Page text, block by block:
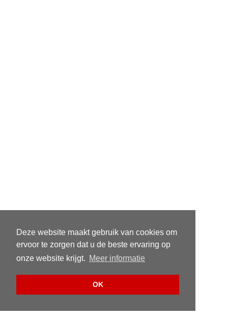
Deze website maakt gebruik van cookies om
ervoor te zorgen dat u de beste ervaring op
onze website krijgt. Meer informatie
OK